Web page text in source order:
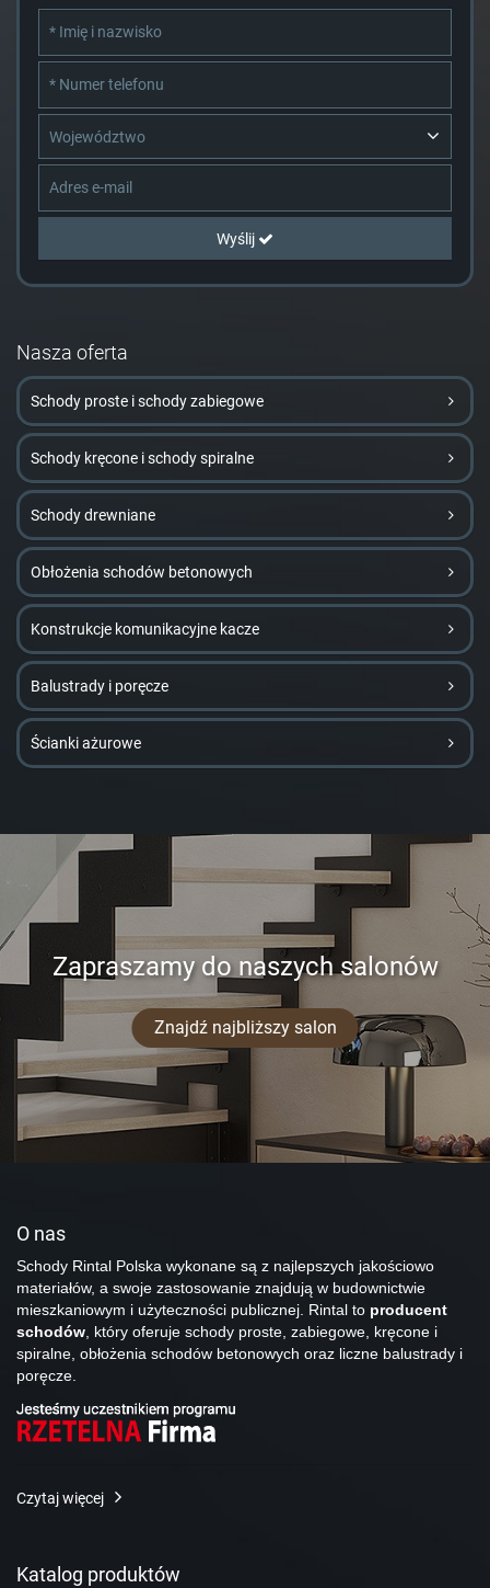
Województwo
Wyślij
Nasza oferta
Schody proste i schody zabiegowe
Schody kręcone i schody spiralne
Schody drewniane
Obłożenia schodów betonowych
Konstrukcje komunikacyjne kacze
Balustrady i poręcze
Ścianki ażurowe
Zapraszamy do naszych salonów
Znajdź najbliższy salon
O nas
Schody Rintal Polska wykonane są z najlepszych jakościowo
materiałów, a swoje zastosowanie znajdują w budownictwie
mieszkaniowym i użyteczności publicznej. Rintal to producent
schodów, który oferuje schody proste, zabiegowe, kręcone i
spiralne, obłożenia schodów betonowych oraz liczne balustrady i
poręcze.
Czytaj więcej
Katalog produktów